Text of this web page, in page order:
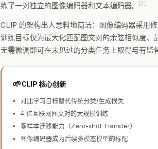
练了一对独立的图像编码器和文本编码器。
[2]
CLIP 的架构出人意料地简洁：图像编码器采用
训练目标仅为最大化匹配图文对的余弦相似度
无需微调即可在未见过的分类任务上取得与有监
🌱CLIP 核心创新
对比学习目标替代传统分类/生成损失
4 亿互联网图文对的大规模训练
零样本迁移能力（Zero-shot Transfer）
图像编码器成为后续多模态模型的标配